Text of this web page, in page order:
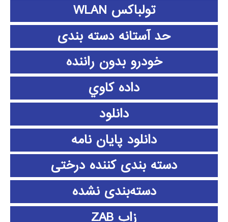
تولباکس WLAN
حد آستانه دسته بندی
خودرو بدون راننده
داده كاوي
دانلود
دانلود پايان نامه
دسته بندی کننده درختی
دسته‌بندی نشده
زاب ZAB